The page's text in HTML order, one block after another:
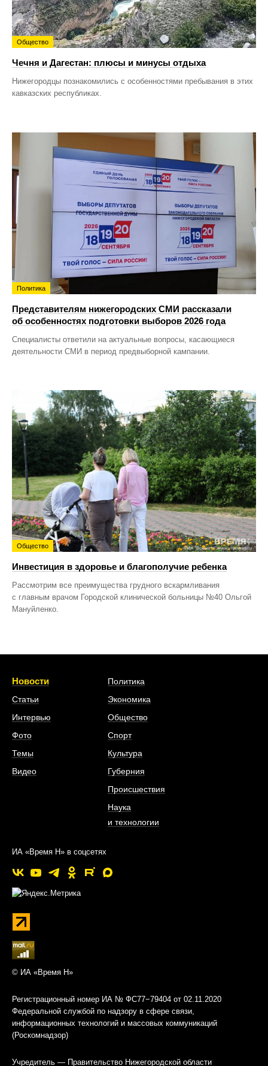
Общество
Чечня и Дагестан: плюсы и минусы отдыха
Нижегородцы познакомились с особенностями пребывания в этих
кавказских республиках.
Политика
Представителям нижегородских СМИ рассказали
об особенностях подготовки выборов 2026 года
Специалисты ответили на актуальные вопросы, касающиеся
деятельности СМИ в период предвыборной кампании.
Общество
Инвестиция в здоровье и благополучие ребенка
Рассмотрим все преимущества грудного вскармливания
с главным врачом Городской клинической больницы №40 Ольгой
Мануйленко.
Новости
Статьи
Интервью
Фото
Темы
Видео
Политика
Экономика
Общество
Спорт
Культура
Губерния
Происшествия
Наука
и технологии
ИА «Время Н» в соцсетях
© ИА «Время Н»
Регистрационный номер ИА № ФС77−79404 от 02.11.2020
Федеральной службой по надзору в сфере связи,
информационных технологий и массовых коммуникаций
(Роскомнадзор)
Учредитель — Правительство Нижегородской области